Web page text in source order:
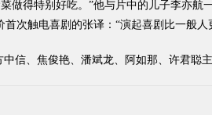
得特别好吃。”他与片中的儿子李亦航
次触电喜剧的张译：“演起喜剧比一般人
、焦俊艳、潘斌龙、阿如那、许君聪主